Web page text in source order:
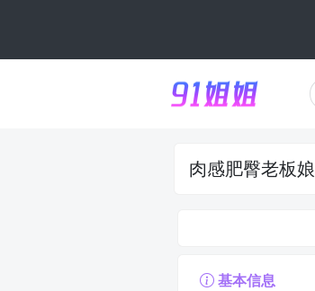
肉感肥臀老板娘
基本信息